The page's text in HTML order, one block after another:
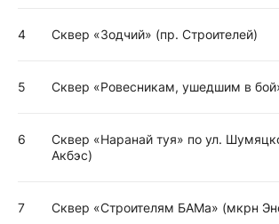
4 Сквер «Зодчий» (пр. Строителей)
5 Сквер «Ровесникам, ушедшим в
6
Сквер «Наранай туя» по ул.
Акбэс)
7 Сквер «Строителям БАМа» (мкрн